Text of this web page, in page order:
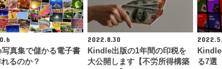
真集で儲かる電子書
るのか？
2022.8.30
Kindle出版の1年間の印税を
大公開します【不労所得構築
る7選